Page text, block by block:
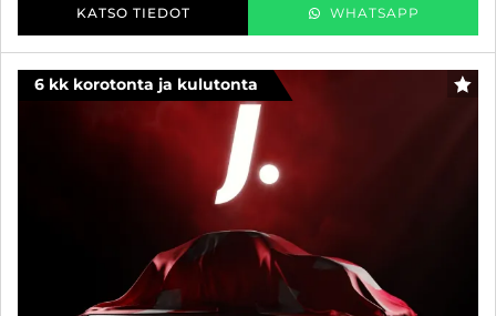
KATSO TIEDOT WHATSAPP
6 kk korotonta ja kulutonta